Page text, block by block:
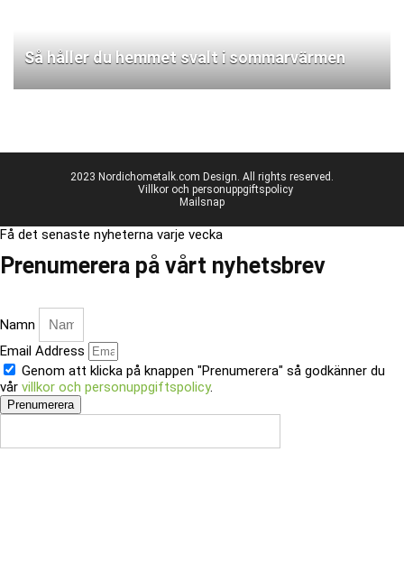
Så håller du hemmet svalt i sommarvärmen
2023 Nordichometalk.com Design. All rights reserved.
Villkor och personuppgiftspolicy
Mailsnap
Få det senaste nyheterna varje vecka
Prenumerera på vårt nyhetsbrev
Namn
Email Address
Genom att klicka på knappen "Prenumerera" så godkänner du
vår villkor och personuppgiftspolicy.
Prenumerera